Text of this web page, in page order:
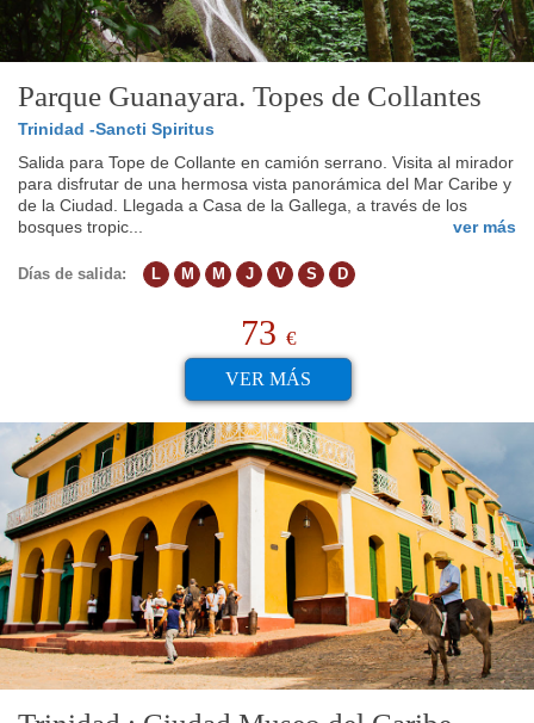
Parque Guanayara. Topes de Collantes
Trinidad -Sancti Spiritus
Salida para Tope de Collante en camión serrano. Visita al mirador
para disfrutar de una hermosa vista panorámica del Mar Caribe y
de la Ciudad. Llegada a Casa de la Gallega, a través de los
bosques tropic...
ver más
Días de salida: L M M J V S D
73 €
VER MÁS